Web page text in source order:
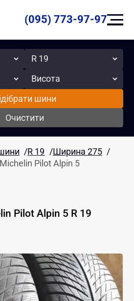
(095) 773-97-97
Радіус
Висота
шини
Очистити
/R 19 /Ширина 275 /
Pilot Alpin 5
Pilot Alpin 5 R 19